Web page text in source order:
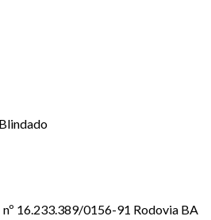
nº 16.233.389/0156-91 Rodovia BA